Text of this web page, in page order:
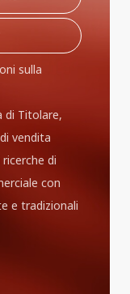
sulla
di Titolare,
vendita
di
con
e tradizionali